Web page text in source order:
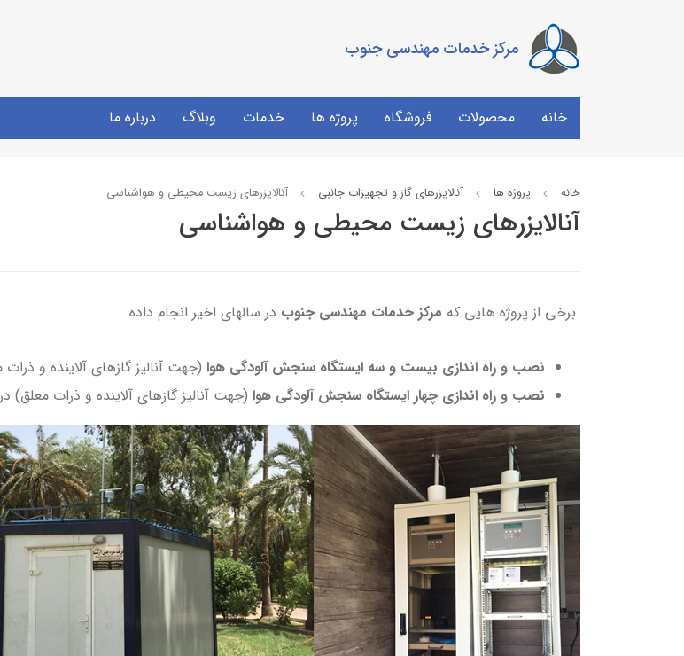
مرکز خدمات مهندسی جنوب
خانه محصولات فروشگاه پروژه ها خدمات وبلاگ درباره ما
خانه پروژه ها آنالایزرهای گاز و تجهیزات جانبی آنالایزرهای زیست محیطی و هواشناسی
آنالایزرهای زیست محیطی و هواشناسی
برخی از پروژه هایی که مرکز خدمات مهندسی جنوب در سالهای اخیر انجام داده:
نصب و راه اندازی بیست و سه ایستگاه سنجش آلودگی هوا (جهت آنالیز گازهای آلاینده و
نصب و راه اندازی چهار ایستگاه سنجش آلودگی هوا (جهت آنالیز گازهای آلاینده و ذرات معلق) در 4 نقطه شهر اهواز